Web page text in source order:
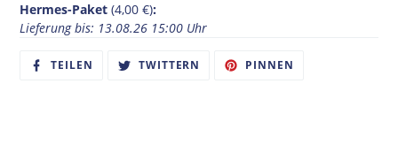
Hermes-Paket (4,00 €):
Lieferung bis: 13.08.26 15:00 Uhr
TEILEN
FACEBOOK
TWITTERN
TWITTER
PINNEN